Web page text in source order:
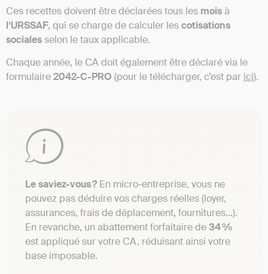
Ces recettes doivent être déclarées tous les moisà
l’URSSAF, qui se charge de calculer lescotisations
socialesselon le taux applicable.
Chaque année, le CA doit également être déclaré via le
formulaire2042-C-PRO (pour le télécharger, c’est par ici).
Le saviez-vous ? En micro-entreprise, vous ne
pouvez pas déduire vos charges réelles (loyer,
assurances, frais de déplacement, fournitures…).
En revanche, un abattement forfaitaire de34 %
est appliqué sur votre CA, réduisant ainsi votre
base imposable.